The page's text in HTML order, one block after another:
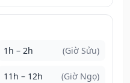
1h – 2h (Giờ Sửu)
11h – 12h (Giờ Ngọ)